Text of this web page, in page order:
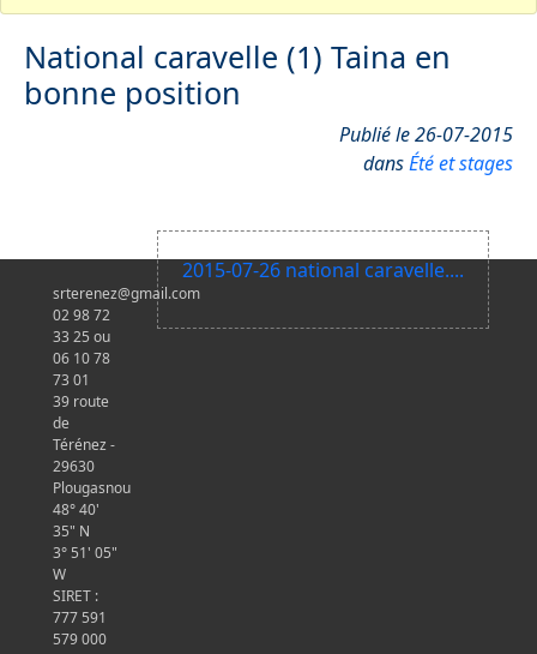
National caravelle (1) Taina en
bonne position
Publié le 26-07-2015
dansÉté et stages
2015-07-26 national caravelle....
srterenez@gmail.com
02 98 72
33 25 ou
06 10 78
73 01
39 route
de
Térénez -
29630
Plougasnou
48° 40'
35" N
3° 51' 05"
W
SIRET :
777 591
579 000